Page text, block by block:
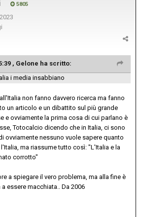
5805
, Gelone ha scritto:
i media insabbiano
non fanno davvero ricerca ma fanno
un articolo e un dibattito sul più grande
e ovviamente la prima cosa di cui parlano è
Totocalcio dicendo che in Italia, ci sono
ovviamente nessuno vuole sapere quanto
ma riassume tutto così: "L'Italia e la
corrotto"
a spiegare il vero problema, ma alla fine è
essere macchiata.. Da 2006